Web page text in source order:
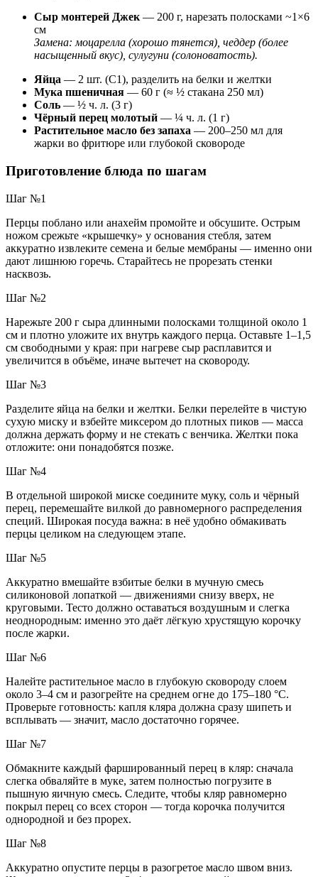
Сыр монтерей Джек — 200 г, нарезать полосками ~1×6
см
Замена: моцарелла (хорошо тянется), чеддер (более
насыщенный вкус), сулугуни (солоноватость).
Яйца — 2 шт. (С1), разделить на белки и желтки
Мука пшеничная — 60 г (≈ ½ стакана 250 мл)
Соль — ½ ч. л. (3 г)
Чёрный перец молотый — ¼ ч. л. (1 г)
Растительное масло без запаха — 200–250 мл для
жарки во фритюре или глубокой сковороде
Приготовление блюда по шагам
Шаг №1
Перцы поблано или анахейм промойте и обсушите. Острым
ножом срежьте «крышечку» у основания стебля, затем
аккуратно извлеките семена и белые мембраны — именно они
дают лишнюю горечь. Старайтесь не прорезать стенки
насквозь.
Шаг №2
Нарежьте 200 г сыра длинными полосками толщиной около 1
см и плотно уложите их внутрь каждого перца. Оставьте 1–1,5
см свободными у края: при нагреве сыр расплавится и
увеличится в объёме, иначе вытечет на сковороду.
Шаг №3
Разделите яйца на белки и желтки. Белки перелейте в чистую
сухую миску и взбейте миксером до плотных пиков — масса
должна держать форму и не стекать с венчика. Желтки пока
отложите: они понадобятся позже.
Шаг №4
В отдельной широкой миске соедините муку, соль и чёрный
перец, перемешайте вилкой до равномерного распределения
специй. Широкая посуда важна: в неё удобно обмакивать
перцы целиком на следующем этапе.
Шаг №5
Аккуратно вмешайте взбитые белки в мучную смесь
силиконовой лопаткой — движениями снизу вверх, не
круговыми. Тесто должно оставаться воздушным и слегка
неоднородным: именно это даёт лёгкую хрустящую корочку
после жарки.
Шаг №6
Налейте растительное масло в глубокую сковороду слоем
около 3–4 см и разогрейте на среднем огне до 175–180 °C.
Проверьте готовность: капля кляра должна сразу шипеть и
всплывать — значит, масло достаточно горячее.
Шаг №7
Обмакните каждый фаршированный перец в кляр: сначала
слегка обваляйте в муке, затем полностью погрузите в
пышную яичную смесь. Следите, чтобы кляр равномерно
покрыл перец со всех сторон — тогда корочка получится
однородной и без прорех.
Шаг №8
Аккуратно опустите перцы в разогретое масло швом вниз.